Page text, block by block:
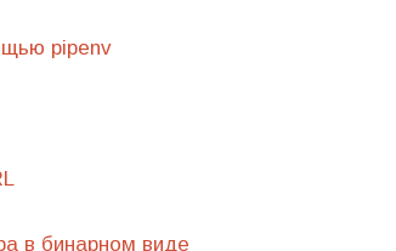
pipenv
в бинарном виде